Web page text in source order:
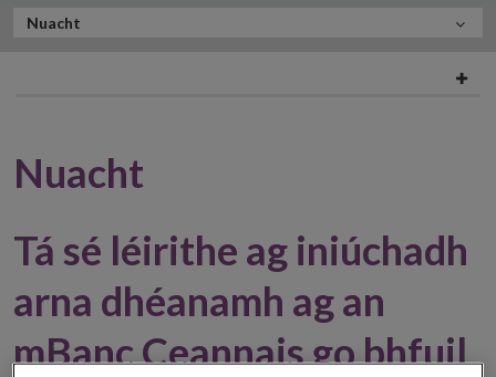
San
Nuacht
Nuacht
Tá sé léirithe ag iniúchadh
arna dhéanamh ag an
mBanc Ceannais go bhfuil